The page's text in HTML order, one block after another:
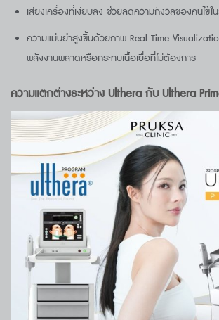
เสียงเครื่องที่เงียบลง ช่วยลดความกังวลของคนไข้ใ
ความแม่นยำสูงขึ้นด้วยภาพ Real-Time
พลังงานพลาดหรือกระทบเนื้อเยื่อที่ไม่ต้องการ
ความแตกต่างระหว่าง Ulthera กับ Ulthera